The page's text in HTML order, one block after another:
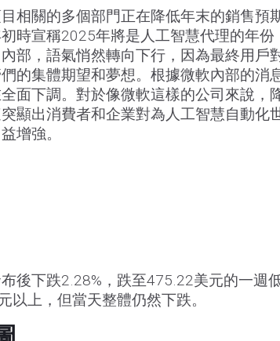
相關的多個部門正在降低年末的銷售預
時宣稱2025年將是人工智慧代理的年份
部，語氣悄然轉向下行，因為最終用戶
的集體期望和夢想。根據微軟內部的消
面下調。對於像微軟這樣的公司來說，
顯出消費者和企業對為人工智慧自動化
增強。
後下跌2.28%，跌至475.22美元的一週
以上，但當天整體仍然下跌。